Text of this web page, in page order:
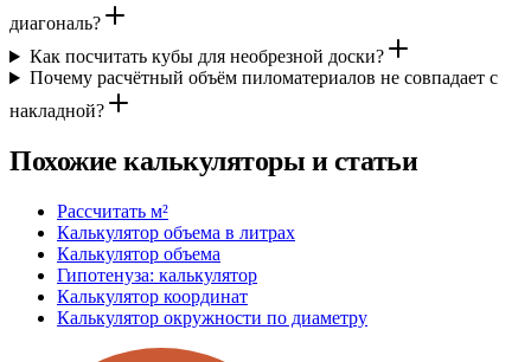
диагональ?
Как посчитать кубы для необрезной доски?
Почему расчётный объём пиломатериалов не совпадает с
накладной?
Похожие калькуляторы и статьи
Рассчитать м²
Калькулятор объема в литрах
Калькулятор объема
Гипотенуза: калькулятор
Калькулятор координат
Калькулятор окружности по диаметру